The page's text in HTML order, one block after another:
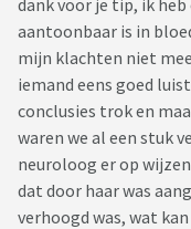
dank voor je tip, ik
aantoonbaar is in
mijn klachten niet
iemand eens goed
conclusies trok en
waren we al een stuk
neuroloog er op
dat door haar was
verhoogd was, wat